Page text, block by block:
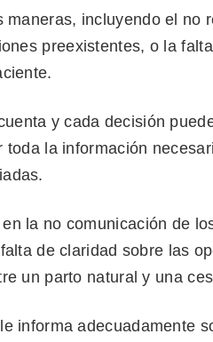
incluyendo el no
preexistentes, o la
y cada decisión
la información
la no comunicación de
de claridad sobre las
un parto natural y una
informa adecuadamente